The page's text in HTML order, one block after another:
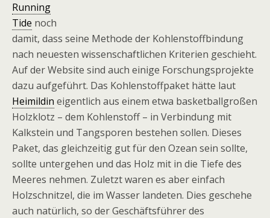
Running
Tide noch
damit, dass seine Methode der Kohlenstoffbindung
nach neuesten wissenschaftlichen Kriterien geschieht.
Auf der Website sind auch einige Forschungsprojekte
dazu aufgeführt. Das Kohlenstoffpaket hätte laut
Heimildin eigentlich aus einem etwa basketballgroßen
Holzklotz – dem Kohlenstoff – in Verbindung mit
Kalkstein und Tangsporen bestehen sollen. Dieses
Paket, das gleichzeitig gut für den Ozean sein sollte,
sollte untergehen und das Holz mit in die Tiefe des
Meeres nehmen. Zuletzt waren es aber einfach
Holzschnitzel, die im Wasser landeten. Dies geschehe
auch natürlich, so der Geschäftsführer des